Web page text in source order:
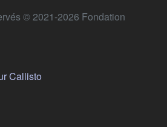
© 2021-2026 Fondation
Callisto